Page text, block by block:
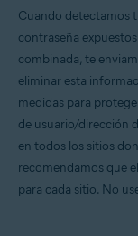
Cuando detectamos
contraseña
combinada, te
eliminar esta
medidas para
de usuario/dirección
en todos los sitios
recomendamos que
para cada sitio. No